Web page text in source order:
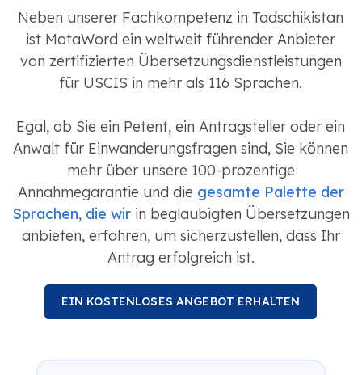
Neben unserer Fachkompetenz in Tadschikistan
ist MotaWord ein weltweit führender Anbieter
von zertifizierten Übersetzungsdienstleistungen
für USCIS in mehr als 116 Sprachen.
Egal, ob Sie ein Petent, ein Antragsteller oder ein
Anwalt für Einwanderungsfragen sind, Sie können
mehr über unsere 100-prozentige
Annahmegarantie und die gesamte Palette der
Sprachen, die wirin beglaubigten Übersetzungen
anbieten, erfahren, um sicherzustellen, dass Ihr
Antrag erfolgreich ist.
EIN KOSTENLOSES ANGEBOT ERHALTEN